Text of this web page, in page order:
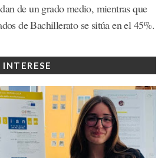
de un grado medio, mientras que
de Bachillerato se sitúa en el 45%.